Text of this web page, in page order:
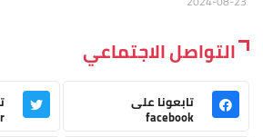
التواصل الاجتماعي
تابعونا على
facebook